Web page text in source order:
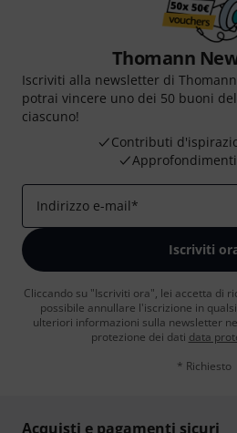
Thomann
Iscriviti alla newsletter di
potrai vincere uno dei 50 buoni
ciascuno!
Contributi
Indirizzo e-mail*
Iscriviti
Cliccando su "Iscriviti ora", lei accetta di
possibile annullare l'iscrizione in
ulteriori informazioni sulla newsletter
protezione dei dati data
* Richiesto
Acquisti e pagamenti sicuri